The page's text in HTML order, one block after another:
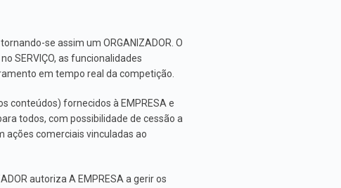
se assim um ORGANIZADOR. O
SERVIÇO, as funcionalidades
em tempo real da competição.
conteúdos) fornecidos à EMPRESA e
todos, com possibilidade de cessão a
ações comerciais vinculadas ao
autoriza A EMPRESA a gerir os